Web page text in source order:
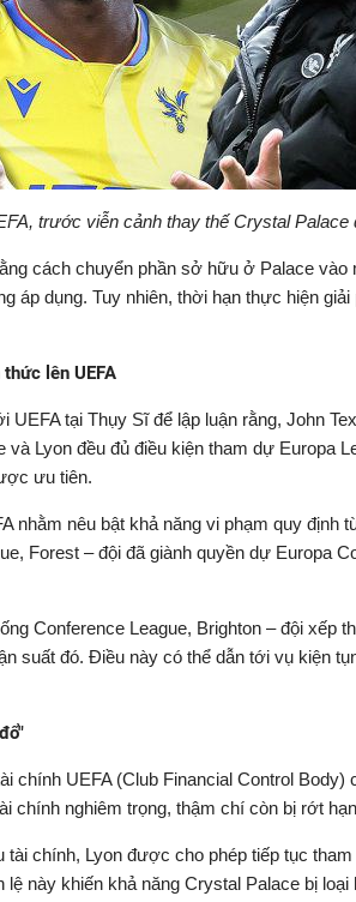
trước viễn cảnh thay thế Crystal Palace
cách chuyển phần sở hữu ở Palace vào
áp dụng. Tuy nhiên, thời hạn thực hiện giải
lên UEFA
tại Thụy Sĩ để lập luận rằng, John
Lyon đều đủ điều kiện tham dự Europa
ưu tiên.
nhằm nêu bật khả năng vi phạm quy định
Forest – đội đã giành quyền dự Europa
Conference League, Brighton – đội xếp
suất đó. Điều này có thể dẫn tới vụ kiện
chính UEFA (Club Financial Control Body)
chính nghiêm trọng, thậm chí còn bị rớt
tài chính, Lyon được cho phép tiếp tục
này khiến khả năng Crystal Palace bị loại